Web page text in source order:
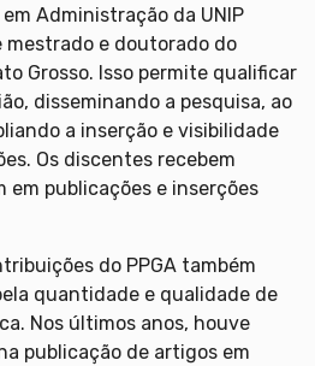
Administração da UNIP
mestrado e doutorado do
Grosso. Isso permite qualificar
disseminando a pesquisa, ao
a inserção e visibilidade
Os discentes recebem
publicações e inserções
do PPGA também
quantidade e qualidade de
Nos últimos anos, houve
publicação de artigos em